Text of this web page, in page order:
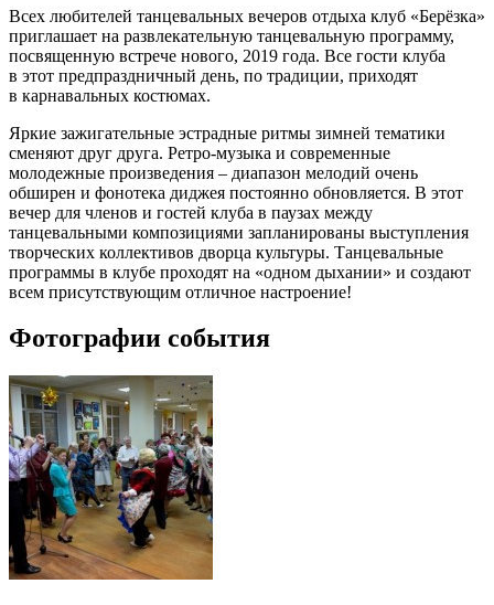
Всех любителей танцевальных вечеров отдыха клуб «Берёзка»
приглашает на развлекательную танцевальную программу,
посвященную встрече нового, 2019 года. Все гости клуба
в этот предпраздничный день, по традиции, приходят
в карнавальных костюмах.
Яркие зажигательные эстрадные ритмы зимней тематики
сменяют друг друга. Ретро-музыка и современные
молодежные произведения – диапазон мелодий очень
обширен и фонотека диджея постоянно обновляется. В этот
вечер для членов и гостей клуба в паузах между
танцевальными композициями запланированы выступления
творческих коллективов дворца культуры. Танцевальные
программы в клубе проходят на «одном дыхании» и создают
всем присутствующим отличное настроение!
Фотографии события